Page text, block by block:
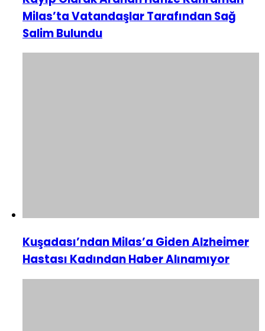
Milas’ta Vatandaşlar Tarafından Sağ
Salim Bulundu
Kuşadası’ndan Milas’a Giden Alzheimer
Hastası Kadından Haber Alınamıyor